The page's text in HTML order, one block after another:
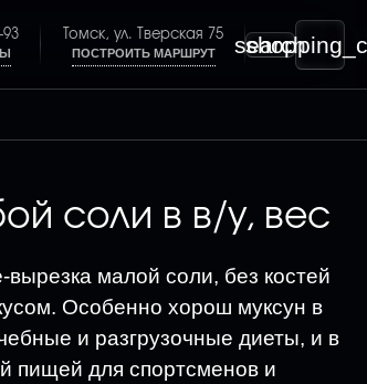
93 Томск, ул. Тверская 75
ПОСТРОИТЬ МАРШРУТ search
соли в в/у, вес
малой соли, без костей
Особенно хорош муксун в
и разгрузочные диеты, и в
пищей для спортсменов и